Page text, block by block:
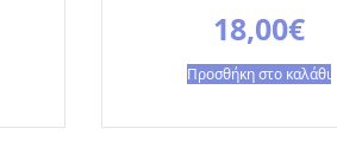
18,00€
Προσθήκη στο καλάθι